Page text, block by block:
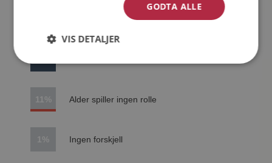
11% Alder spiller ingen rolle
1% Ingen forskjell
GODTA ALLE
VIS DETALJER